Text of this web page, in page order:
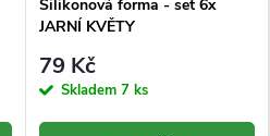
Silikonová forma - set 6x
JARNÍ KVĚTY
79 Kč
Skladem 7 ks